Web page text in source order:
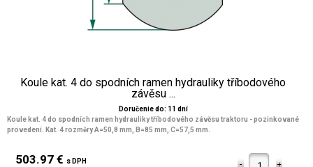
Koule kat. 4 do spodních ramen hydrauliky tříbodového
závěsu ...
Doručenie do: 11 dní
Koule kat. 4 do spodních ramen hydrauliky tříbodového závěsu traktoru - pozinkované
provedení. Kat. 4 rozměry A=50,8 mm, B=85 mm, C=57,5 mm.
503.97 € s DPH